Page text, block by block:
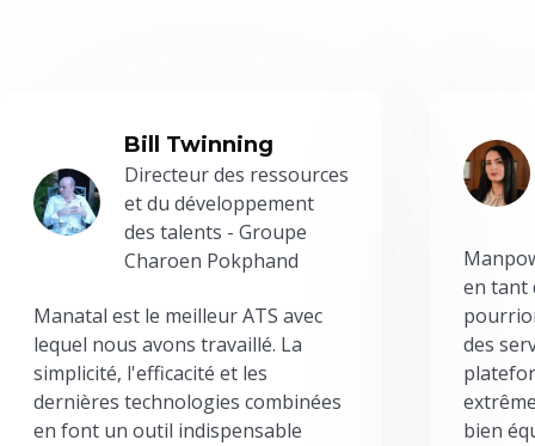
Bill Twinning
Directeur des ressources
et du développement
des talents - Groupe
Charoen Pokphand
Manatal est le meilleur ATS avec
lequel nous avons travaillé. La
simplicité, l'efficacité et les
dernières technologies combinées
en font un outil indispensable
en tant
des
bien